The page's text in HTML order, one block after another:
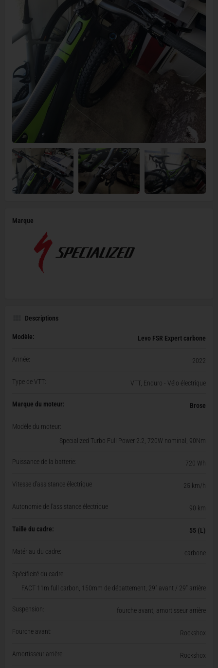
Marque
Descriptions
Modèle: Levo FSR Expert carbone
Année: 2022
Type de VTT: VTT, Enduro - Vélo électrique
Marque du moteur: Brose
Modèle du moteur:
Specialized Turbo Full Power 2.2, 720W nominal, 90Nm
Puissance de la batterie: 720 Wh
Vitesse d'assistance électrique 25 km/h
Autonomie de l'assistance électrique 90 km
Taille du cadre: 55 (L)
Matériau du cadre: carbone
Spécificité du cadre:
FACT 11m full carbon, 150mm de débattement, 29" avant / 29" arrière
Suspension: fourche avant, amortisseur arrière
Fourche avant: Rockshox
Amortisseur arrière Rockshox